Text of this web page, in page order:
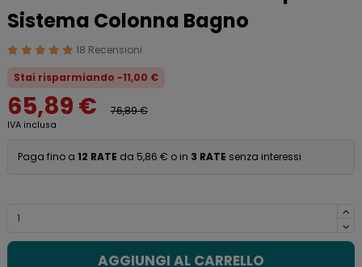
Sistema Colonna Bagno
18 Recensioni
Stai risparmiando -11,00 €
65,89 € 76,89 €
IVA inclusa
Paga fino a 12 RATE da 5,86 € o in 3 RATE senza interessi
AGGIUNGI AL CARRELLO